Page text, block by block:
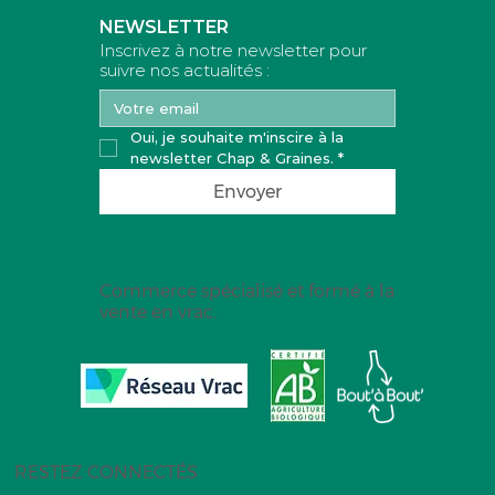
NEWSLETTER
Inscrivez à notre newsletter pour
suivre nos actualités :
Oui, je souhaite m'inscire à la
newsletter Chap & Graines. *
Envoyer
RESTEZ CONNECTÉS
Commerce spécialisé et formé à la
vente en vrac.